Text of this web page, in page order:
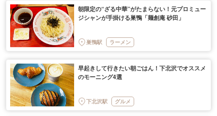
朝限定の“ざる中華”がたまらない！元プロミュー
ジシャンが手掛ける巣鴨「麺創庵 砂田」
巣鴨駅 ラーメン
早起きして行きたい朝ごはん！下北沢でオススメ
のモーニング4選
下北沢駅 グルメ